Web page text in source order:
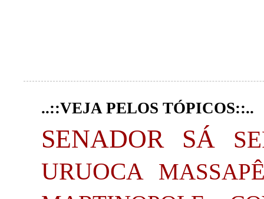
..::VEJA PELOS TÓPICOS::..
SENADOR SÁ
URUOCA